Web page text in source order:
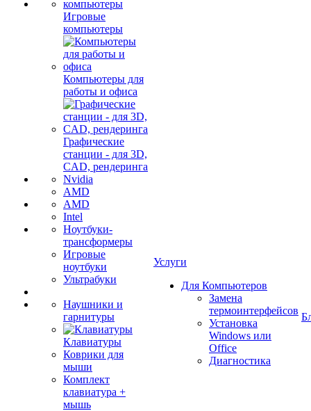
Игровые
компьютеры
Компьютеры для
работы и офиса
Графические
станции - для 3D,
CAD, рендеринга
Nvidia
AMD
AMD
Intel
Ноутбуки-
трансформеры
Игровые
ноутбуки
Ультрабуки
Наушники и
гарнитуры
Клавиатуры
Коврики для
мыши
Комплект
клавиатура +
мышь
Услуги
Для Компьютеров
Замена
термоинтерфейсов
Установка
Windows или
Office
Диагностика